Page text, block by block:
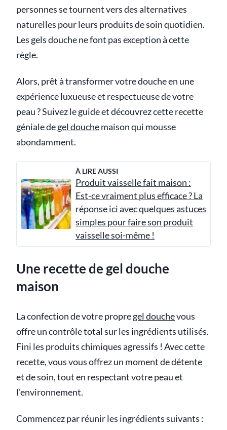
personnes se tournent vers des alternatives
naturelles pour leurs produits de soin quotidien.
Les gels douche ne font pas exception à cette
règle.
Alors, prêt à transformer votre douche en une
expérience luxueuse et respectueuse de votre
peau ? Suivez le guide et découvrez cette recette
géniale degel douchemaison qui mousse
abondamment.
À LIRE AUSSI
Produit vaisselle fait maison :
Est-ce vraiment plus efficace ? La
réponse ici avec quelques astuces
simples pour faire son produit
vaisselle soi-même !
Une recette de gel douche
maison
La confection de votre propregel douchevous
offre un contrôle total sur les ingrédients utilisés.
Fini les produits chimiques agressifs ! Avec cette
recette, vous vous offrez un moment de détente
et de soin, tout en respectant votre peau et
l'environnement.
Commencez par réunir les ingrédients suivants :